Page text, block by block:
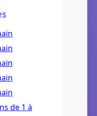
de 1 à